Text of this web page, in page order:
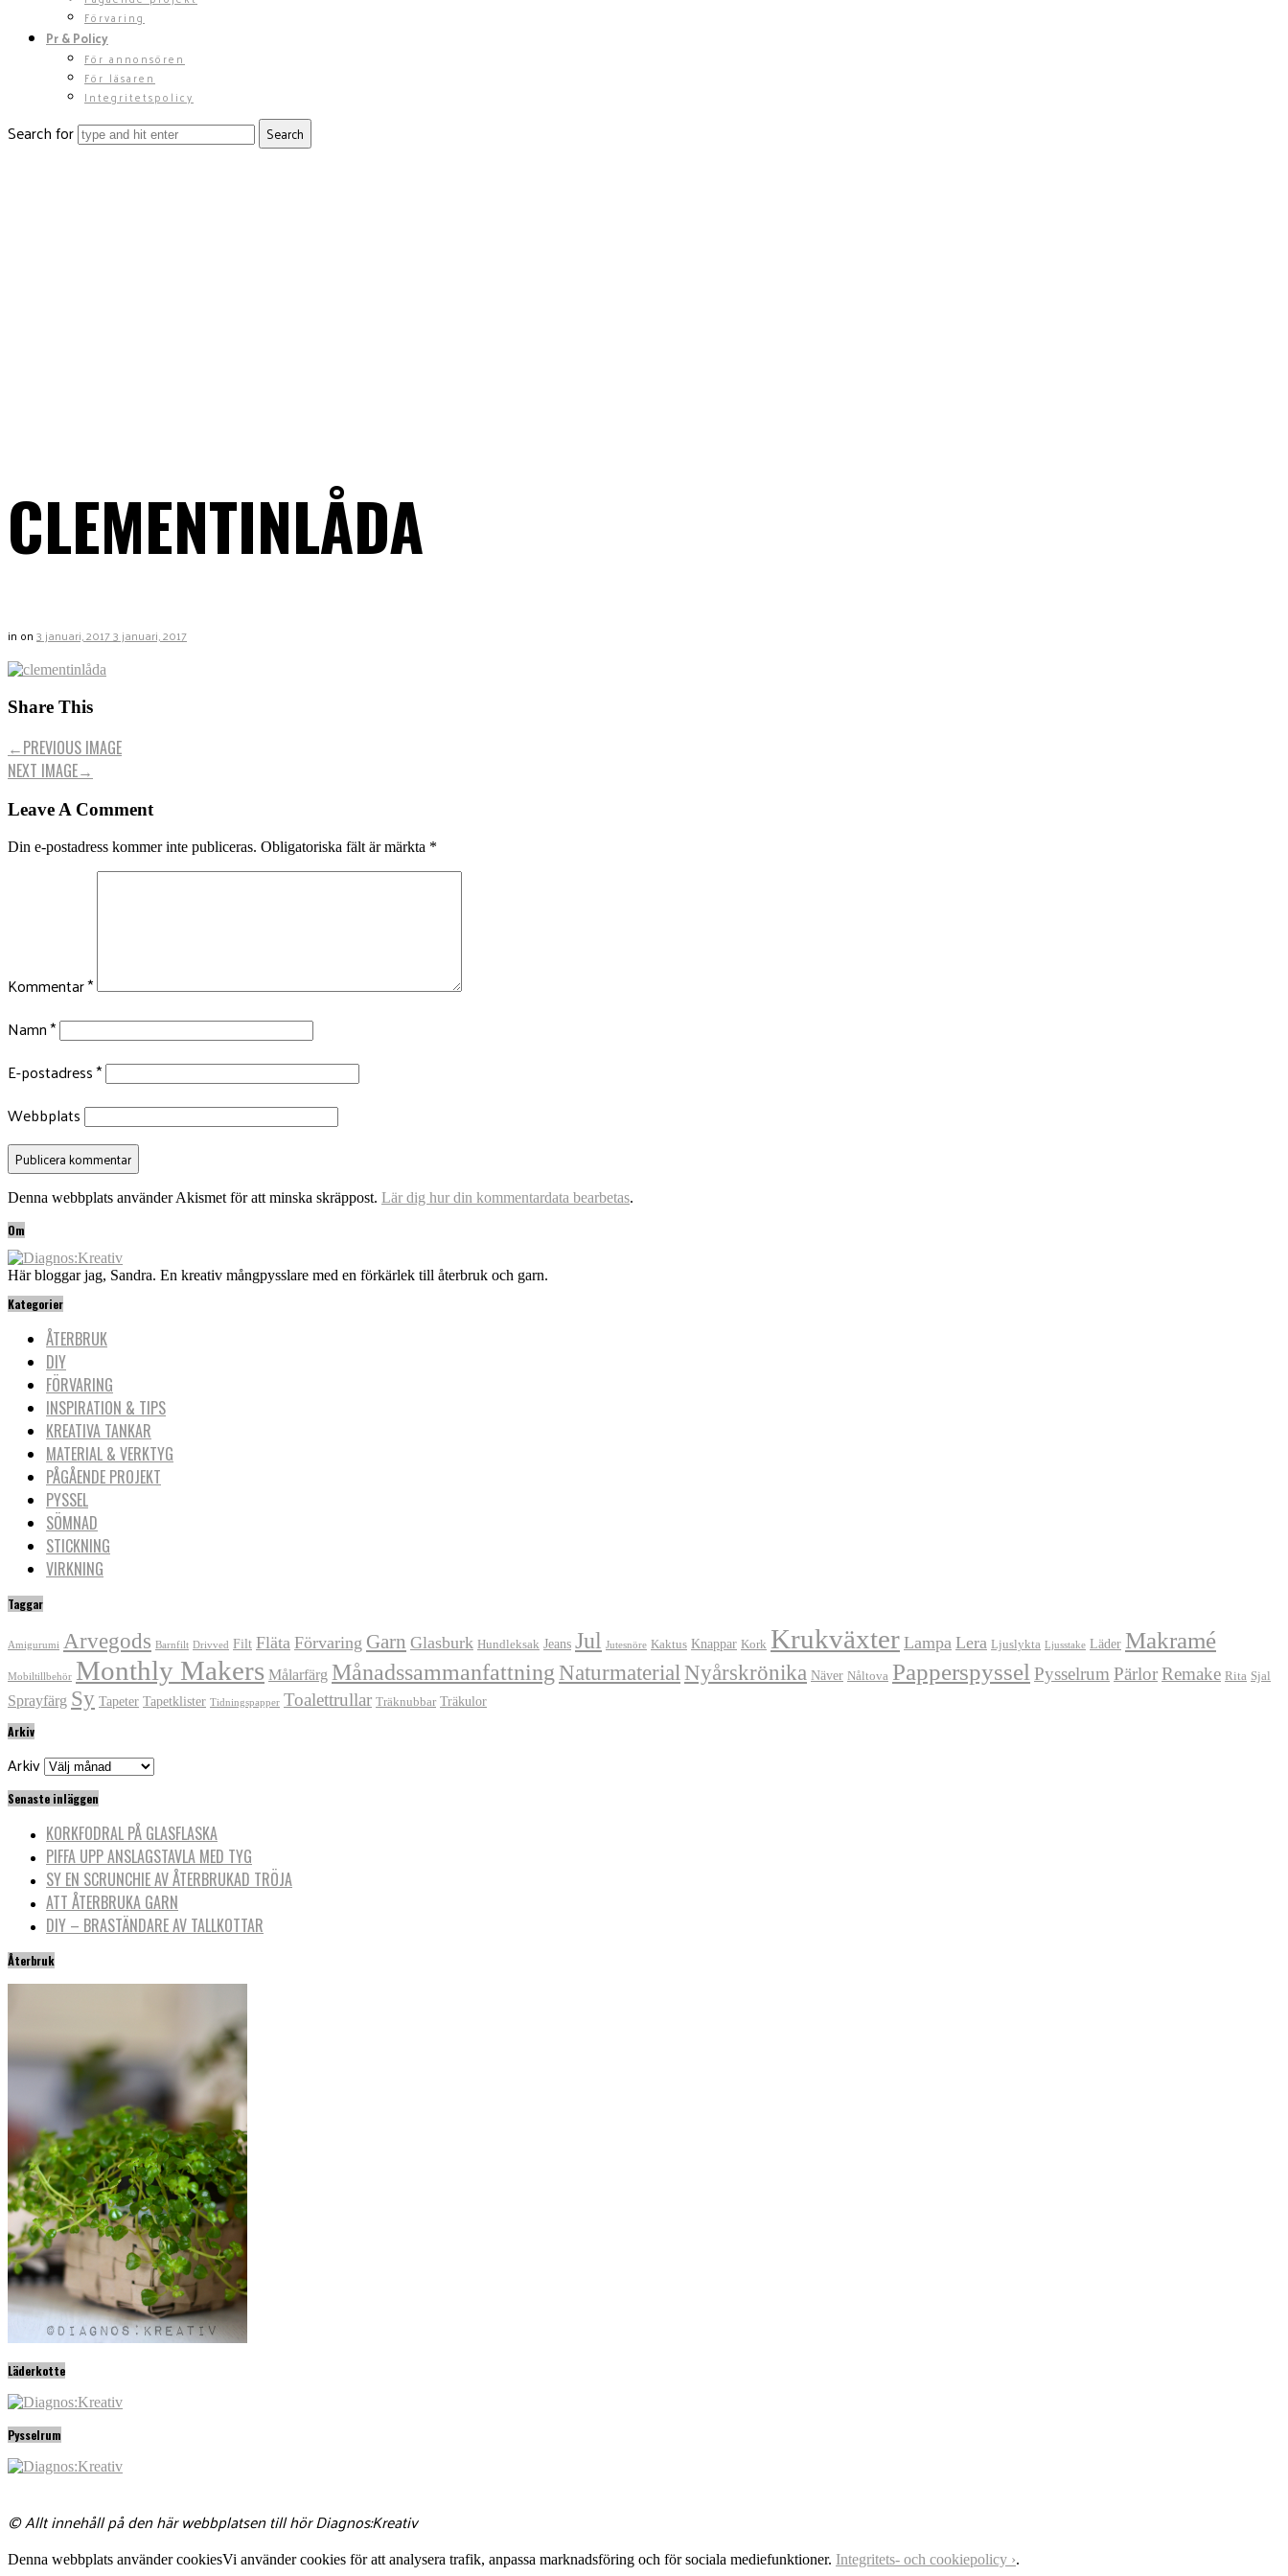
Förvaring
Pr & Policy
För annonsören
För läsaren
Integritetspolicy
Search for
CLEMENTINLÅDA
in on3 januari, 20173 januari, 2017
Share This
←PREVIOUS IMAGE
NEXT IMAGE→
Leave A Comment
Din e-postadress kommer inte publiceras. Obligatoriska fält är märkta *
Kommentar*
Namn*
E-postadress*
Webbplats
Denna webbplats använder Akismet för att minska skräppost. Lär dig hur din kommentardata bearbetas.
Om
Här bloggar jag, Sandra. En kreativ mångpysslare med en förkärlek till återbruk och garn.
Kategorier
ÅTERBRUK
DIY
FÖRVARING
INSPIRATION & TIPS
KREATIVA TANKAR
MATERIAL & VERKTYG
PÅGÅENDE PROJEKT
PYSSEL
SÖMNAD
STICKNING
VIRKNING
Taggar
Amigurumi Arvegods Barnfilt Drivved Filt Fläta Förvaring Garn Glasburk Hundleksak Jeans Jul Jutesnöre Kaktus Knappar Kork Krukväxter Lampa Lera Ljuslykta Ljusstake Läder Makramé
Mobiltillbehör Monthly Makers Målarfärg Månadssammanfattning Naturmaterial Nyårskrönika Näver Nåltova Papperspyssel Pysselrum PärlorRemake Rita Sjal
Sprayfärg Sy Tapeter Tapetklister Tidningspapper Toalettrullar Träknubbar Träkulor
Arkiv
Arkiv
Senaste inläggen
KORKFODRAL PÅ GLASFLASKA
PIFFA UPP ANSLAGSTAVLA MED TYG
SY EN SCRUNCHIE AV ÅTERBRUKAD TRÖJA
ATT ÅTERBRUKA GARN
DIY – BRASTÄNDARE AV TALLKOTTAR
Återbruk
Läderkotte
Pysselrum
© Allt innehåll på den här webbplatsen till hör Diagnos:Kreativ
Denna webbplats använder cookiesVi använder cookies för att analysera trafik, anpassa marknadsföring och för sociala mediefunktioner. Integritets- och cookiepolicy ›.